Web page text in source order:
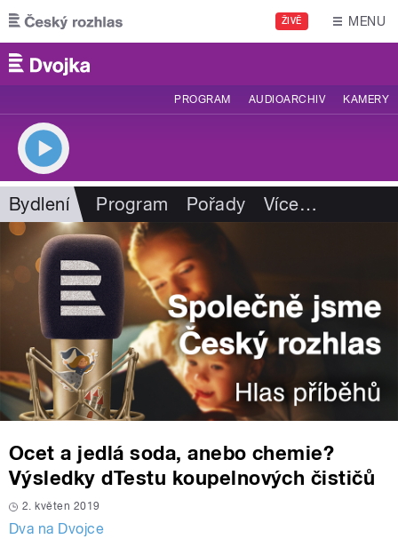
Přejít k hlavnímu obsahu
ŽIVĚ MENU
PROGRAM AUDIOARCHIV KAMERY
Bydlení Program Pořady Více…
Ocet a jedlá soda, anebo chemie?
Výsledky dTestu koupelnových čističů
2. květen 2019
Dva na Dvojce